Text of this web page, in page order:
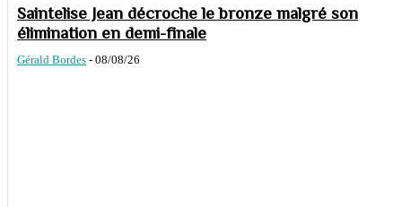
Saintelise Jean décroche le bronze malgré son
élimination en demi-finale
Gérald Bordes - 08/08/26